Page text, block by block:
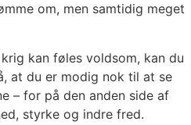
om, men samtidig meget
kan føles voldsom, kan du
at du er modig nok til at se
– for på den anden side af
styrke og indre fred.